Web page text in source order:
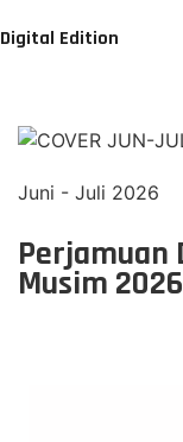
Digital Edition
Juni - Juli 2026
Perjamuan
Musim 2026